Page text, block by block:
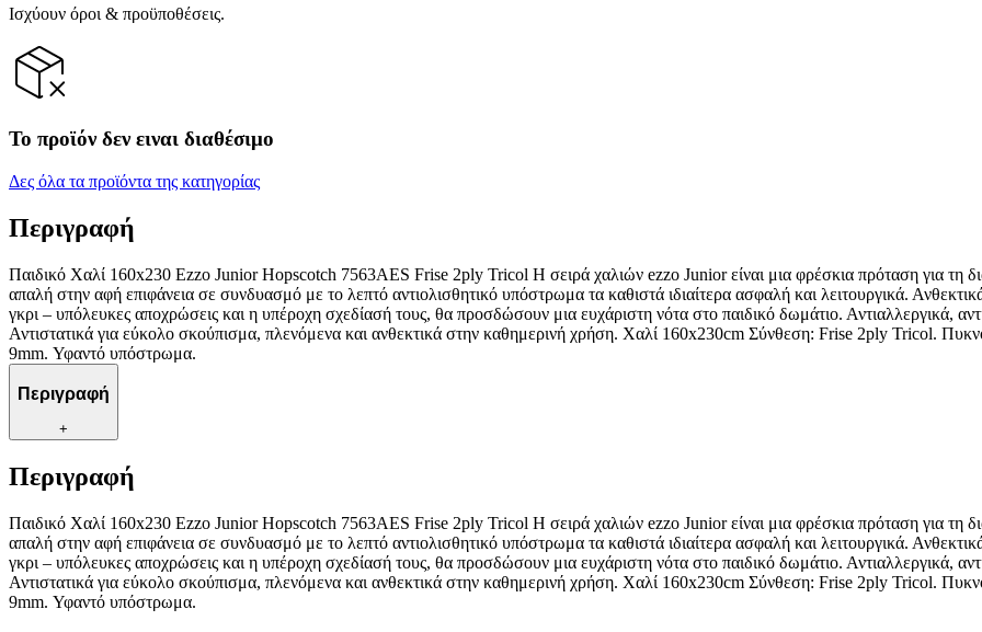
Ισχύουν όροι & προϋποθέσεις.
Το προϊόν δεν ειναι διαθέσιμο
Δες όλα τα προϊόντα της κατηγορίας
Περιγραφή
Παιδικό Χαλί 160x230 Ezzo Junior Hopscotch 7563AES Frise 2ply Tricol Η σειρά χαλιών ezzo Junior είναι μια φρέσκια πρόταση για τη
απαλή στην αφή επιφάνεια σε συνδυασμό με το λεπτό αντιολισθητικό υπόστρωμα τα καθιστά ιδιαίτερα ασφαλή και λειτουργικά.
γκρι – υπόλευκες αποχρώσεις και η υπέροχη σχεδίασή τους, θα προσδώσουν μια ευχάριστη νότα στο παιδικό δωμάτιο. Αντιαλλεργικά,
Αντιστατικά για εύκολο σκούπισμα, πλενόμενα και ανθεκτικά στην καθημερινή χρήση. Χαλί 160x230cm Σύνθεση: Frise 2ply Tricol.
9mm. Υφαντό υπόστρωμα.
Περιγραφή
+
Περιγραφή
Παιδικό Χαλί 160x230 Ezzo Junior Hopscotch 7563AES Frise 2ply Tricol Η σειρά χαλιών ezzo Junior είναι μια φρέσκια πρόταση για τη
απαλή στην αφή επιφάνεια σε συνδυασμό με το λεπτό αντιολισθητικό υπόστρωμα τα καθιστά ιδιαίτερα ασφαλή και λειτουργικά.
γκρι – υπόλευκες αποχρώσεις και η υπέροχη σχεδίασή τους, θα προσδώσουν μια ευχάριστη νότα στο παιδικό δωμάτιο. Αντιαλλεργικά,
Αντιστατικά για εύκολο σκούπισμα, πλενόμενα και ανθεκτικά στην καθημερινή χρήση. Χαλί 160x230cm Σύνθεση: Frise 2ply Tricol.
9mm. Υφαντό υπόστρωμα.